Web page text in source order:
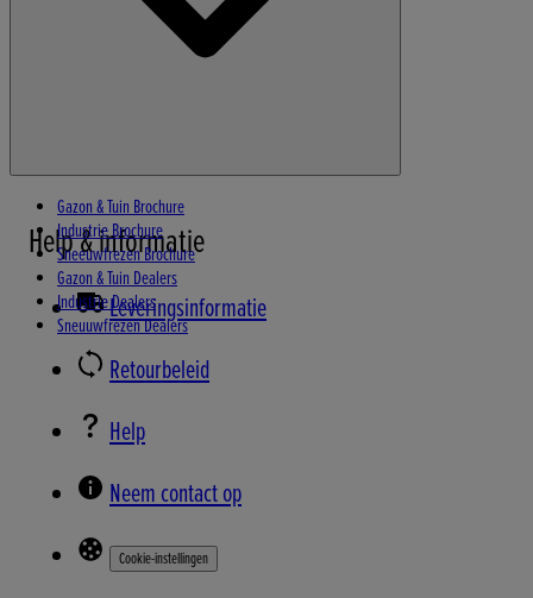
Gazon & Tuin Brochure
Industrie Brochure
Sneeuwfrezen Brochure
Gazon & Tuin Dealers
Industrie Dealers
Sneuuwfrezen Dealers
Help & informatie
Leveringsinformatie
Retourbeleid
Help
Neem contact op
Cookie-instellingen